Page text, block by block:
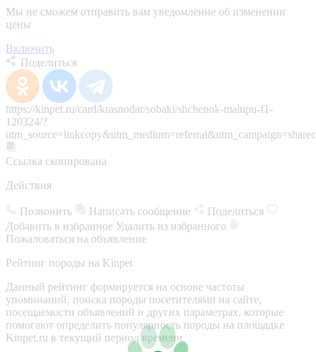
Мы не сможем отправить вам уведомление об изменении
цены
Включить
Поделиться
https://kinpet.ru/card/krasnodar/sobaki/shchenok-maltipu-f1-
120324/?
Ссылка скопирована
Действия
Позвонить Написать сообщение
Поделиться
Добавить в избранное Удалить из избранного
Пожаловаться на объявление
Рейтинг породы на Kinpet
Данный рейтинг формируется на основе частоты
упоминаний, поиска породы посетителями на сайте,
посещаемости объявлений и других параметрах, которые
помогают определить популярность породы на площадке
Kinpet.ru в текущий период времени.